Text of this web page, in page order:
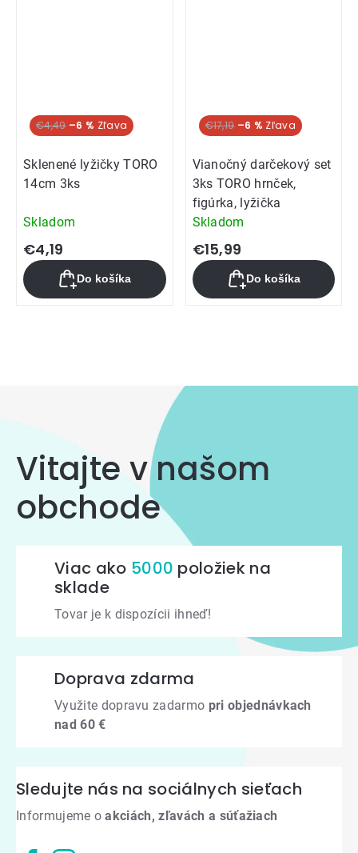
€4,49 –6 %
Sklenené lyžičky TORO
14cm 3ks
Skladom
€4,19
Do košíka
€17,19 –6 %
Vianočný darčekový set
3ks TORO hrnček,
figúrka, lyžička
Skladom
€15,99
Do košíka
prvky
výpisu
Vitajte v našom
obchode
Viac ako 5000 položiek na
sklade
Tovar je k dispozícii ihneď!
Doprava zdarma
Využite dopravu zadarmo pri objednávkach
nad 60 €
Sledujte nás na sociálnych sieťach
Informujeme oakciách, zľavách a súťažiach